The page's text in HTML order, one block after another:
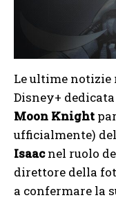
Le ultime notizie
Disney+
Moon Knight
ufficialmente)
Isaacnel ruolo
direttore della
a confermare la